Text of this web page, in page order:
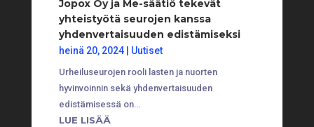
Jopox Oy ja Me-säätiö tekevät
yhteistyötä seurojen kanssa
yhdenvertaisuuden edistämiseksi
heinä 20, 2024| Uutiset
Urheiluseurojen rooli lasten ja nuorten
hyvinvoinnin sekä yhdenvertaisuuden
edistämisessä on…
LUE LISÄÄ